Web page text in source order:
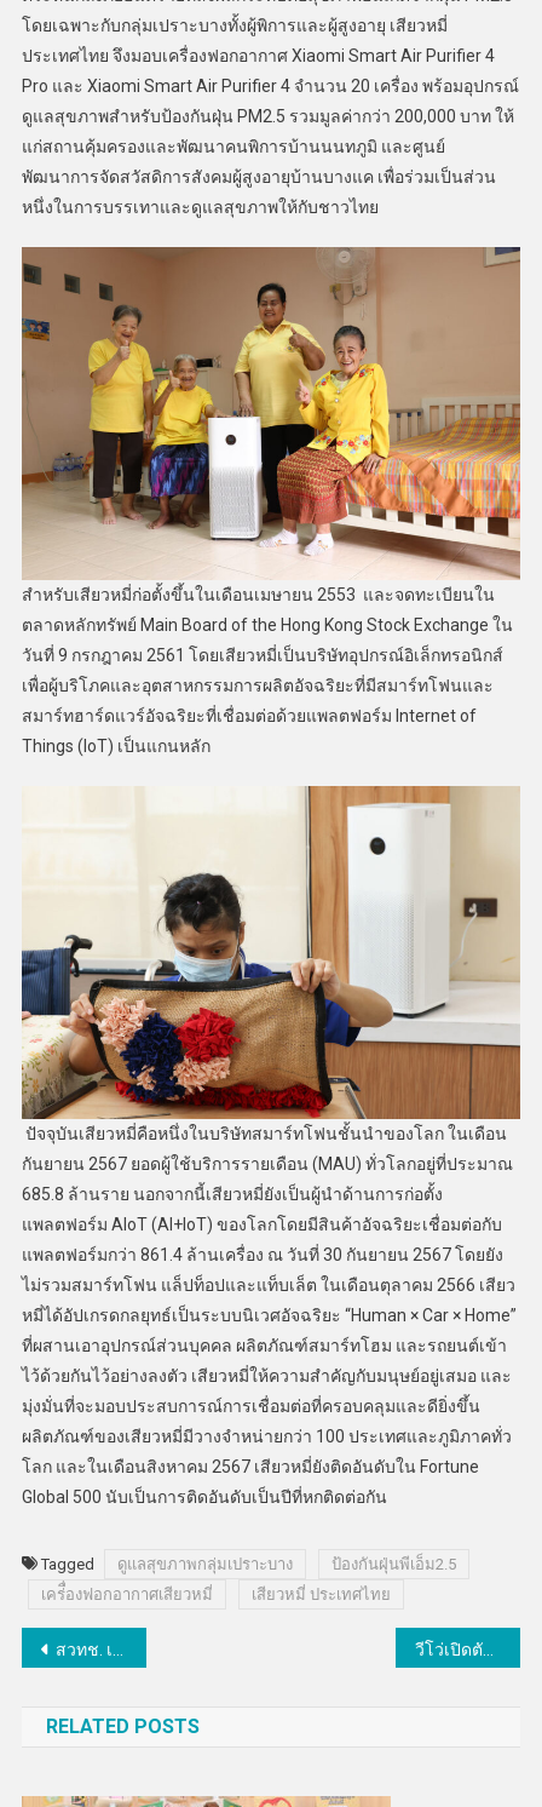
โดยเฉพาะกับกลุ่มเปราะบางทั้งผู้พิการและผู้สูงอายุ เสียวหมี่
ประเทศไทย จึงมอบเครื่องฟอกอากาศ Xiaomi Smart Air Purifier 4
Pro และ Xiaomi Smart Air Purifier 4 จำนวน 20 เครื่อง พร้อมอุปกรณ์
ดูแลสุขภาพสำหรับป้องกันฝุ่น PM2.5 รวมมูลค่ากว่า 200,000 บาท ให้
แก่สถานคุ้มครองและพัฒนาคนพิการบ้านนนทภูมิ และศูนย์
พัฒนาการจัดสวัสดิการสังคมผู้สูงอายุบ้านบางแค เพื่อร่วมเป็นส่วน
หนึ่งในการบรรเทาและดูแลสุขภาพให้กับชาวไทย
สำหรับเสียวหมี่ก่อตั้งขึ้นในเดือนเมษายน 2553 และจดทะเบียนใน
ตลาดหลักทรัพย์ Main Board of the Hong Kong Stock Exchange ใน
วันที่ 9 กรกฎาคม 2561 โดยเสียวหมี่เป็นบริษัทอุปกรณ์อิเล็กทรอนิกส์
เพื่อผู้บริโภคและอุตสาหกรรมการผลิตอัจฉริยะที่มีสมาร์ทโฟนและ
สมาร์ทฮาร์ดแวร์อัจฉริยะที่เชื่อมต่อด้วยแพลตฟอร์ม Internet of
Things (IoT) เป็นแกนหลัก
ปัจจุบันเสียวหมี่คือหนึ่งในบริษัทสมาร์ทโฟนชั้นนำของโลก ในเดือน
กันยายน 2567 ยอดผู้ใช้บริการรายเดือน (MAU) ทั่วโลกอยู่ที่ประมาณ
685.8 ล้านราย นอกจากนี้เสียวหมี่ยังเป็นผู้นำด้านการก่อตั้ง
แพลตฟอร์ม AIoT (AI+IoT) ของโลกโดยมีสินค้าอัจฉริยะเชื่อมต่อกับ
แพลตฟอร์มกว่า 861.4 ล้านเครื่อง ณ วันที่ 30 กันยายน 2567 โดยยัง
ไม่รวมสมาร์ทโฟน แล็ปท็อปและแท็บเล็ต ในเดือนตุลาคม 2566 เสียว
หมี่ได้อัปเกรดกลยุทธ์เป็นระบบนิเวศอัจฉริยะ “Human × Car × Home”
ที่ผสานเอาอุปกรณ์ส่วนบุคคล ผลิตภัณฑ์สมาร์ทโฮม และรถยนต์เข้า
ไว้ด้วยกันไว้อย่างลงตัว เสียวหมี่ให้ความสำคัญกับมนุษย์อยู่เสมอ และ
มุ่งมั่นที่จะมอบประสบการณ์การเชื่อมต่อที่ครอบคลุมและดียิ่งขึ้น
ผลิตภัณฑ์ของเสียวหมี่มีวางจำหน่ายกว่า 100 ประเทศและภูมิภาคทั่ว
โลก และในเดือนสิงหาคม 2567 เสียวหมี่ยังติดอันดับใน Fortune
Global 500 นับเป็นการติดอันดับเป็นปีที่หกติดต่อกัน
Tagged ดูแลสุขภาพกลุ่มเปราะบาง
ป้องกันฝุ่นพีเอ็ม2.5
เคร่ื่องฟอกอากาศเสียวหมี่
เสียวหมี่ ประเทศไทย
แนะแนว
สวทช. เตรียมจัด “NAC2025” ผนึกพลังวิจัย “ขับเคลื่อนวิทยาศาสตร์และเทคโนโลยีด้วย AI”
RELATED POSTS